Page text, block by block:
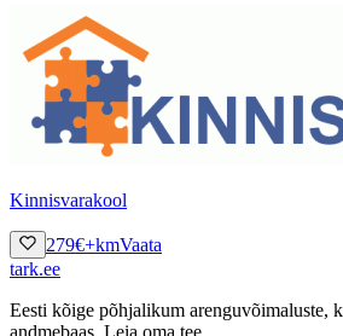
Kinnisvarakool
279€+kmVaata
tark.ee
Eesti kõige põhjalikum arenguvõimaluste,
andmebaas. Leia oma tee.